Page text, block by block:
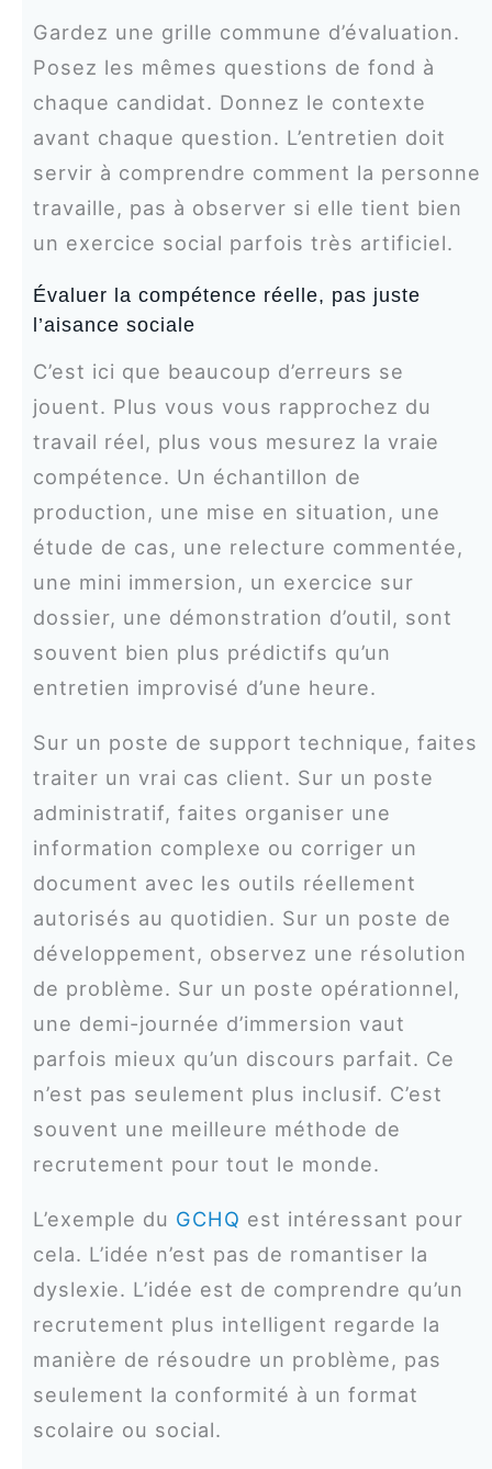
Gardez une grille commune d’évaluation.
Posez les mêmes questions de fond à
chaque candidat. Donnez le contexte
avant chaque question. L’entretien doit
servir à comprendre comment la personne
travaille, pas à observer si elle tient bien
un exercice social parfois très artificiel.
Évaluer la compétence réelle, pas juste
l’aisance sociale
C’est ici que beaucoup d’erreurs se
jouent. Plus vous vous rapprochez du
travail réel, plus vous mesurez la vraie
compétence. Un échantillon de
production, une mise en situation, une
étude de cas, une relecture commentée,
une mini immersion, un exercice sur
dossier, une démonstration d’outil, sont
souvent bien plus prédictifs qu’un
entretien improvisé d’une heure.
Sur un poste de support technique, faites
traiter un vrai cas client. Sur un poste
administratif, faites organiser une
information complexe ou corriger un
document avec les outils réellement
autorisés au quotidien. Sur un poste de
développement, observez une résolution
de problème. Sur un poste opérationnel,
une demi-journée d’immersion vaut
parfois mieux qu’un discours parfait. Ce
n’est pas seulement plus inclusif. C’est
souvent une meilleure méthode de
recrutement pour tout le monde.
L’exemple du GCHQ est intéressant pour
cela. L’idée n’est pas de romantiser la
dyslexie. L’idée est de comprendre qu’un
recrutement plus intelligent regarde la
manière de résoudre un problème, pas
seulement la conformité à un format
scolaire ou social.